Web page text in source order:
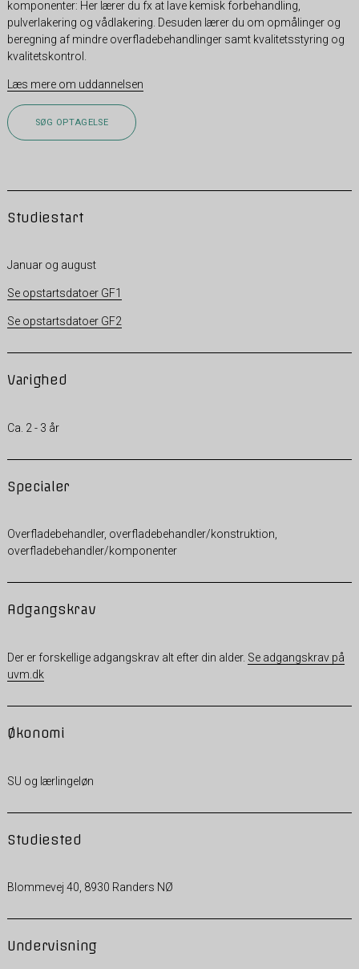
komponenter: Her lærer du fx at lave kemisk forbehandling,
pulverlakering og vådlakering. Desuden lærer du om opmålinger og
beregning af mindre overfladebehandlinger samt kvalitetsstyring og
kvalitetskontrol.
Læs mere om uddannelsen
SØG OPTAGELSE
Studiestart
Januar og august
Se opstartsdatoer GF1
Se opstartsdatoer GF2
Varighed
Ca. 2 - 3 år
Specialer
Overfladebehandler, overfladebehandler/konstruktion,
overfladebehandler/komponenter
Adgangskrav
Der er forskellige adgangskrav alt efter din alder. Se adgangskrav på
uvm.dk
Økonomi
SU og lærlingeløn
Studiested
Blommevej 40, 8930 Randers NØ
Undervisning